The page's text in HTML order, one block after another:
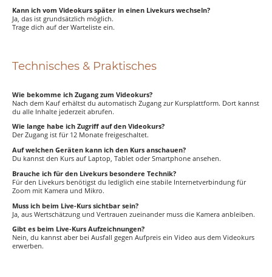
Kann ich vom Videokurs später in einen Livekurs wechseln?
Ja, das ist grundsätzlich möglich.
Trage dich auf der Warteliste ein.
Technisches & Praktisches
Wie bekomme ich Zugang zum Videokurs?
Nach dem Kauf erhältst du automatisch Zugang zur Kursplattform. Dort kannst
du alle Inhalte jederzeit abrufen.
Wie lange habe ich Zugriff auf den Videokurs?
Der Zugang ist für 12 Monate freigeschaltet.
Auf welchen Geräten kann ich den Kurs anschauen?
Du kannst den Kurs auf Laptop, Tablet oder Smartphone ansehen.
Brauche ich für den Livekurs besondere Technik?
Für den Livekurs benötigst du lediglich eine stabile Internetverbindung für
Zoom mit Kamera und Mikro.
Muss ich beim Live-Kurs sichtbar sein?
Ja, aus Wertschätzung und Vertrauen zueinander muss die Kamera anbleiben.
Gibt es beim Live-Kurs Aufzeichnungen?
Nein, du kannst aber bei Ausfall gegen Aufpreis ein Video aus dem Videokurs
erwerben.